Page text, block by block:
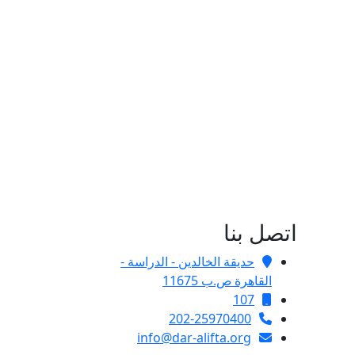
اتصل بنا
حديقة الخالدين - الدراسة -
القاهرة ص.ب 11675
107
202-25970400
info@dar-alifta.org